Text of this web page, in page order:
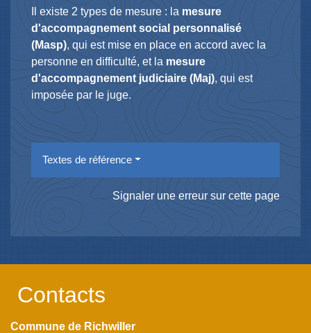
Il existe 2 types de mesure : lamesure
d'accompagnement social personnalisé
(Masp), qui est mise en place en accord avec la
personne en difficulté, et la mesure
d'accompagnement judiciaire (Maj), qui est
imposée par le juge.
Textes de référence
Signaler une erreur sur cette page
Contacts
Commune de Richwiller